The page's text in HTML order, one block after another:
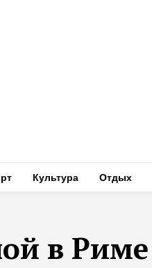
Культура Отдых
в Риме